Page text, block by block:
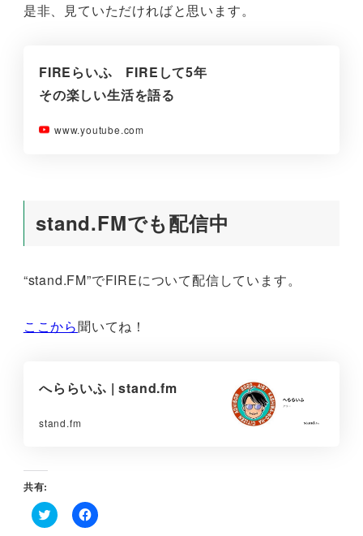
是非、見ていただければと思います。
FIREらいふ FIREして5年
その楽しい生活を語る
www.youtube.com
stand.FMでも配信中
“stand.FM”でFIREについて配信しています。
ここから聞いてね！
へららいふ | stand.fm
stand.fm
共有:
ク F